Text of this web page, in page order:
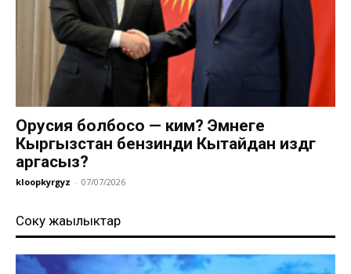
Орусия болбосо — ким? Эмнеге
Кыргызстан бензинди Кытайдан издөөгө
аргасыз?
kloopkyrgyz - 07/07/2026
Соңку жаңылыктар